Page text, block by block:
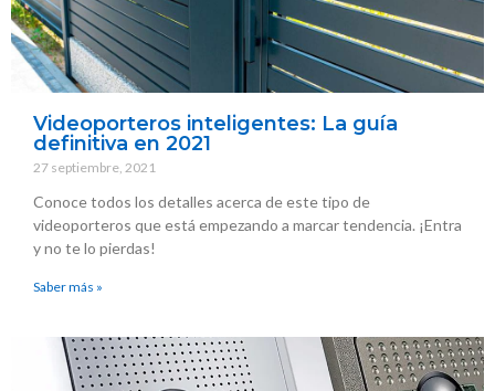
Videoporteros inteligentes: La guía
definitiva en 2021
27 septiembre, 2021
Conoce todos los detalles acerca de este tipo de
videoporteros que está empezando a marcar tendencia. ¡Entra
y no te lo pierdas!
Saber más »